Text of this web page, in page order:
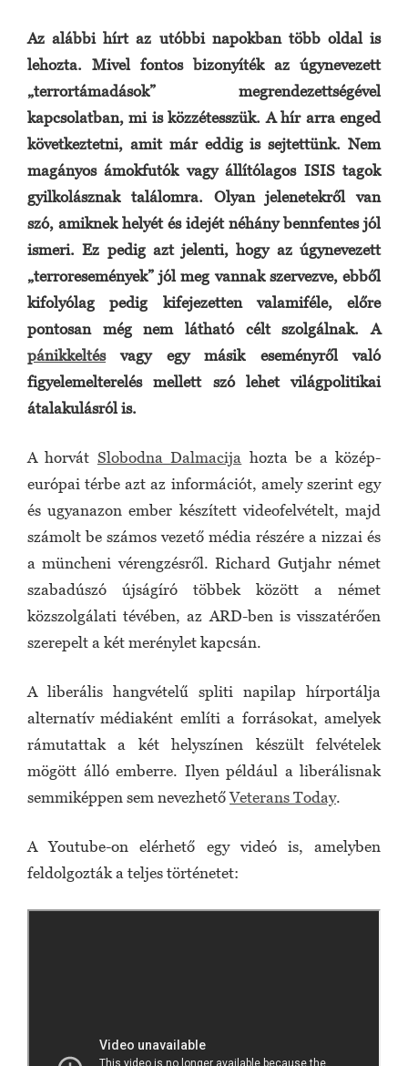
Az alábbi hírt az utóbbi napokban több oldal is
lehozta. Mivel fontos bizonyíték az úgynevezett
„terrortámadások” megrendezettségével
kapcsolatban, mi is közzétesszük. A hír arra enged
következtetni, amit már eddig is sejtettünk. Nem
magányos ámokfutók vagy állítólagos ISIS tagok
gyilkolásznak találomra. Olyan jelenetekről van
szó, amiknek helyét és idejét néhány bennfentes jól
ismeri. Ez pedig azt jelenti, hogy az úgynevezett
„terroresemények” jól meg vannak szervezve, ebből
kifolyólag pedig kifejezetten valamiféle, előre
pontosan még nem látható célt szolgálnak. A
pánikkeltésvagy egy másik eseményről való
figyelemelterelés mellett szó lehet világpolitikai
átalakulásról is.
A horvát Slobodna Dalmacija hozta be a közép-
európai térbe azt az információt, amely szerint egy
és ugyanazon ember készített videofelvételt, majd
számolt be számos vezető média részére a nizzai és
a müncheni vérengzésről. Richard Gutjahr német
szabadúszó újságíró többek között a német
közszolgálati tévében, az ARD-ben is visszatérően
szerepelt a két merénylet kapcsán.
A liberális hangvételű spliti napilap hírportálja
alternatív médiaként említi a forrásokat, amelyek
rámutattak a két helyszínen készült felvételek
mögött álló emberre. Ilyen például a liberálisnak
semmiképpen sem nevezhetőVeterans Today.
A Youtube-on elérhető egy videó is, amelyben
feldolgozták a teljes történetet: